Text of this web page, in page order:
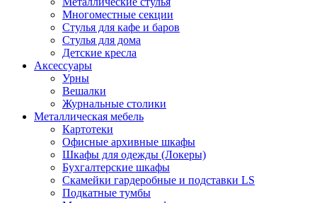
Многоместные секции
Стулья для кафе и баров
Стулья для дома
Детские кресла
Аксессуары
Урны
Вешалки
Журнальные столики
Металлическая мебель
Картотеки
Офисные архивные шкафы
Шкафы для одежды (Локеры)
Бухгалтерские шкафы
Скамейки гардеробные и подставки LS
Подкатные тумбы